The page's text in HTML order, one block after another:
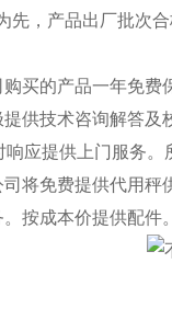
先，产品出厂批次
买的产品一年免费
供技术咨询解答及
应提供上门服务。
将免费提供代用秤
按成本价提供配件。